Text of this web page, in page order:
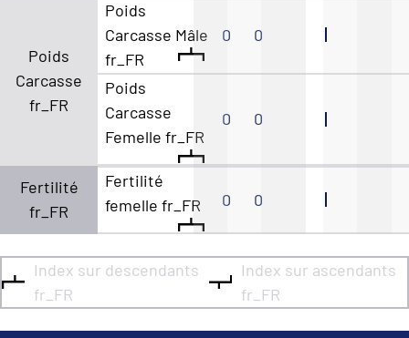
Poids
Carcasse
fr_FR
Poids
Carcasse Mâle
fr_FR
0 0
Poids
Carcasse
Femelle fr_FR
0 0
Fertilité
fr_FR
Fertilité
femelle fr_FR
0 0
Index sur descendants
fr_FR
Index sur ascendants
fr_FR